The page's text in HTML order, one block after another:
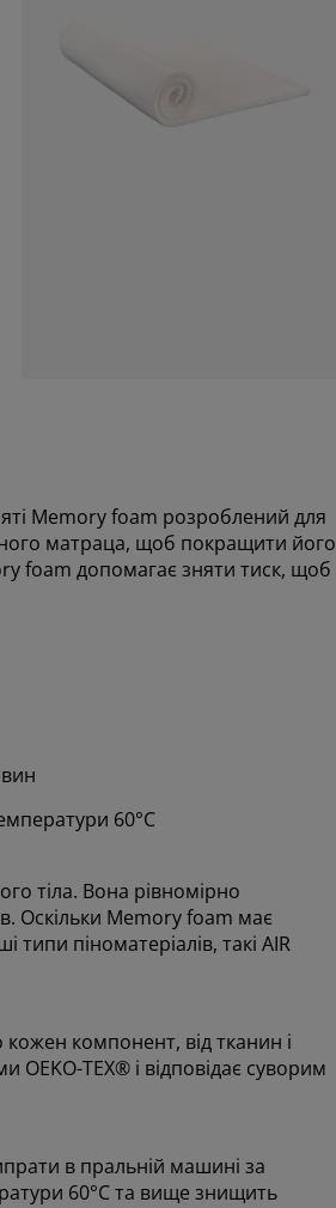
Memory foam розроблений для
матраца, щоб покращити його
foam допомагає зняти тиск, щоб
60°C
тіла. Вона рівномірно
Оскільки Memory foam має
піноматеріалів, такі AIR
компонент, від тканин і
TEX® і відповідає суворим
в пральній машині за
60°C та вище знищить